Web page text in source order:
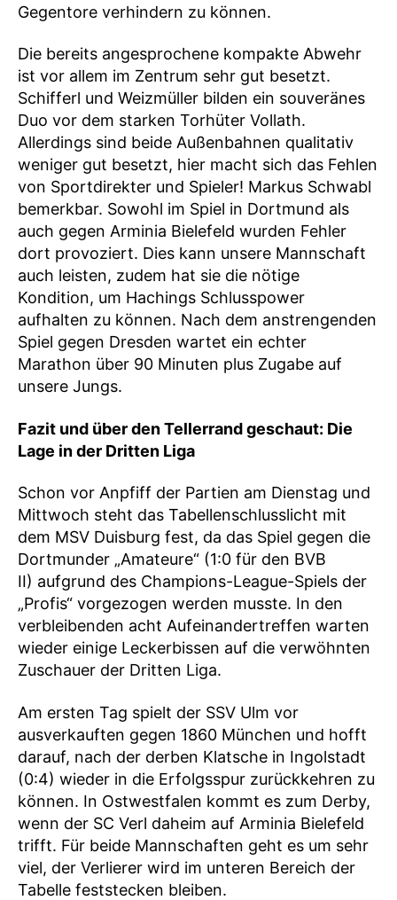
Gegentore verhindern zu können.
Die bereits angesprochene kompakte Abwehr
ist vor allem im Zentrum sehr gut besetzt.
Schifferl und Weizmüller bilden ein souveränes
Duo vor dem starken Torhüter Vollath.
Allerdings sind beide Außenbahnen qualitativ
weniger gut besetzt, hier macht sich das Fehlen
von Sportdirekter und Spieler! Markus Schwabl
bemerkbar. Sowohl im Spiel in Dortmund als
auch gegen Arminia Bielefeld wurden Fehler
dort provoziert. Dies kann unsere Mannschaft
auch leisten, zudem hat sie die nötige
Kondition, um Hachings Schlusspower
aufhalten zu können. Nach dem anstrengenden
Spiel gegen Dresden wartet ein echter
Marathon über 90 Minuten plus Zugabe auf
unsere Jungs.
Fazit und über den Tellerrand geschaut: Die
Lage in der Dritten Liga
Schon vor Anpfiff der Partien am Dienstag und
Mittwoch steht das Tabellenschlusslicht mit
dem MSV Duisburg fest, da das Spiel gegen die
Dortmunder „Amateure“ (1:0 für den BVB
II) aufgrund des Champions-League-Spiels der
„Profis“ vorgezogen werden musste. In den
verbleibenden acht Aufeinandertreffen warten
wieder einige Leckerbissen auf die verwöhnten
Zuschauer der Dritten Liga.
Am ersten Tag spielt der SSV Ulm vor
ausverkauften gegen 1860 München und hofft
darauf, nach der derben Klatsche in Ingolstadt
(0:4) wieder in die Erfolgsspur zurückkehren zu
können. In Ostwestfalen kommt es zum Derby,
wenn der SC Verl daheim auf Arminia Bielefeld
trifft. Für beide Mannschaften geht es um sehr
viel, der Verlierer wird im unteren Bereich der
Tabelle feststecken bleiben.